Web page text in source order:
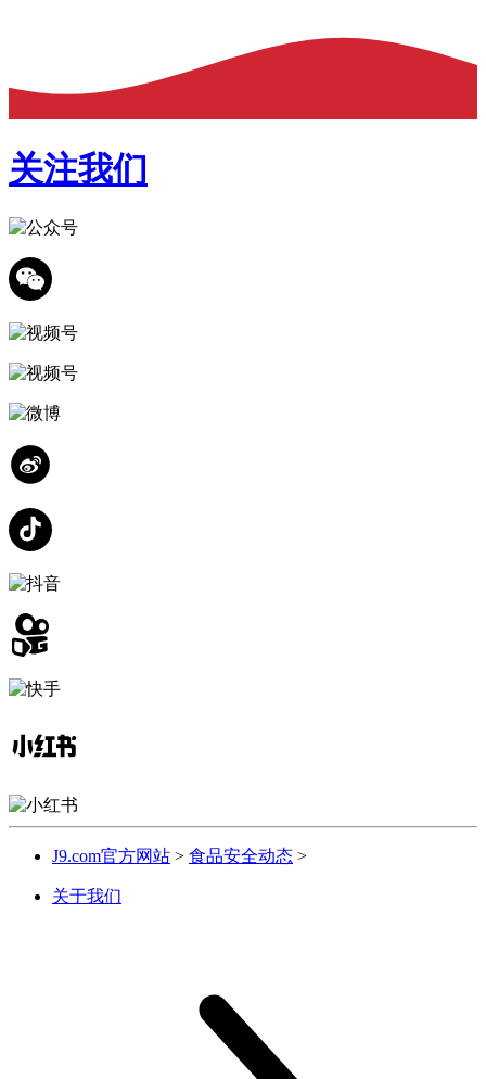
关注我们
J9.com官方网站 > 食品安全动态 >
关于我们